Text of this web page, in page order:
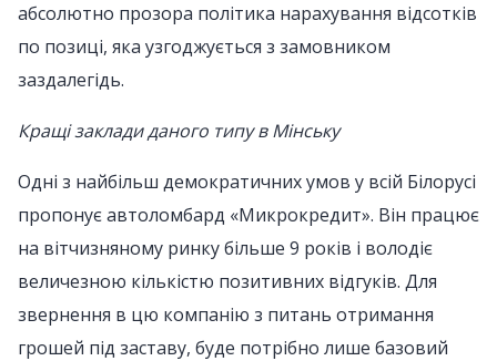
абсолютно прозора політика нарахування відсотків
по позиці, яка узгоджується з замовником
заздалегідь.
Кращі заклади даного типу в Мінську
Одні з найбільш демократичних умов у всій Білорусі
пропонує автоломбард «Микрокредит». Він працює
на вітчизняному ринку більше 9 років і володіє
величезною кількістю позитивних відгуків. Для
звернення в цю компанію з питань отримання
грошей під заставу, буде потрібно лише базовий